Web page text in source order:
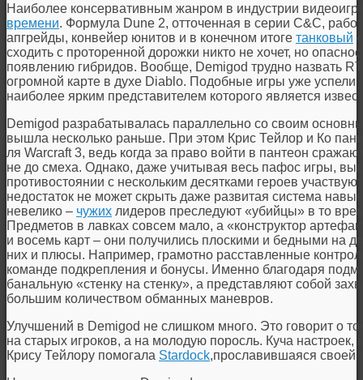
Наиболее консервативным жанром в индустрии
времени. Формула Dune 2, отточенная в серии C&С,
апгрейды, конвейер юнитов и в конечном итоге танковый
сходить с проторенной дорожки никто не хочет, но
появлению гибридов. Вообще, Demigod трудно назвать
огромной карте в духе Diablo. Подобные игры уже успели
наиболее ярким представителем которого является
Demigod разрабатывалась параллельно со своим
вышла несколько раньше. При этом Крис Тейлор и Ко
ля Warcraft 3, ведь когда за право войти в пантеон
не до смеха. Однако, даже учитывая весь пафос игры,
противостоянии с нескольким десятками героев
недостаток не может скрыть даже развитая система
невелико – чужих лидеров преследуют «убийцы» в то
Предметов в лавках совсем мало, а «конструктор
и восемь карт – они получились плоскими и бедными на
них и плюсы. Например, грамотно расставленные
команде подкрепления и бонусы. Именно благодаря
банальную «стенку на стенку», а представляют собой
большим количеством обманных маневров.
Улучшений в Demigod не слишком много. Это говорит о
на старых игроков, а на молодую поросль. Куча
Крису Тейлору помогала Stardock,прославившаяся своей